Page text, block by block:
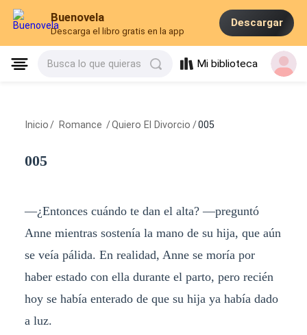
Buenovela
Descarga el libro gratis en la app
Descargar
Busca lo que quieras Mi biblioteca
Inicio / Romance /Quiero El Divorcio /005
005
—¿Entonces cuándo te dan el alta? —preguntó
Anne mientras sostenía la mano de su hija, que aún
se veía pálida. En realidad, Anne se moría por
haber estado con ella durante el parto, pero recién
hoy se había enterado de que su hija ya había dado
a luz.